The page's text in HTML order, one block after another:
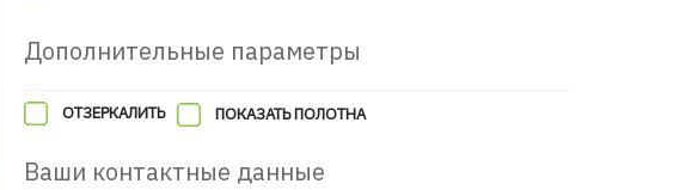
Дополнительные параметры
ОТЗЕРКАЛИТЬ ПОКАЗАТЬ ПОЛОТНА
Ваши контактные данные